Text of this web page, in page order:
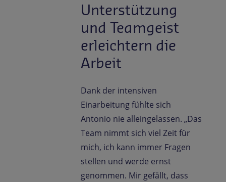
Unterstützung
und Teamgeist
erleichtern die
Arbeit
Dank der intensiven
Einarbeitung fühlte sich
Antonio nie alleingelassen. „Das
Team nimmt sich viel Zeit für
mich, ich kann immer Fragen
stellen und werde ernst
genommen. Mir gefällt, dass